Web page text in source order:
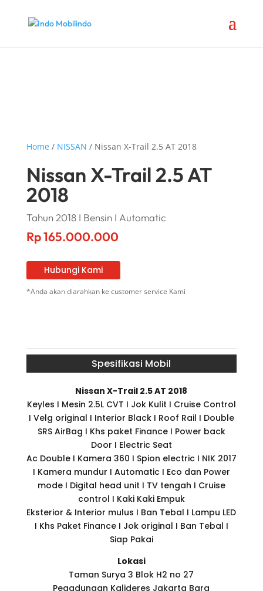
Home/ NISSAN / Nissan X-Trail 2.5 AT 2018
Nissan X-Trail 2.5 AT
2018
Tahun 2018 I Bensin I Automatic
Rp165.000.000
Hubungi Kami
*Anda akan diarahkan ke customer service Kami
Spesifikasi Mobil
Nissan X-Trail 2.5 AT 2018
Keyles I Mesin 2.5L CVT I Jok Kulit I Cruise Control
I Velg original I Interior Black I Roof Rail I Double
SRS AirBag I Khs paket Finance I Power back
Door I Electric Seat
Ac Double I Kamera 360 I Spion electric I NIK 2017
I Kamera mundur I Automatic I Eco dan Power
mode I Digital head unit I TV tengah I Cruise
control I Kaki Kaki Empuk
Eksterior & Interior mulus I Ban Tebal I Lampu LED
I Khs Paket Finance I Jok original I Ban Tebal I
Siap Pakai
Lokasi
Taman Surya 3 Blok H2 no 27
Pegadungan Kalideres Jakarta Bara